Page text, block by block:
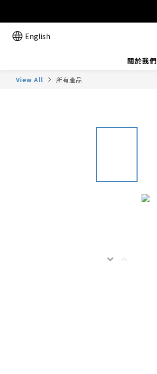
English
關於我們
View All 所有產品